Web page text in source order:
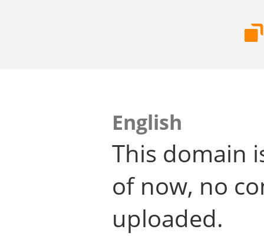
English
This domain
of now, no
uploaded.